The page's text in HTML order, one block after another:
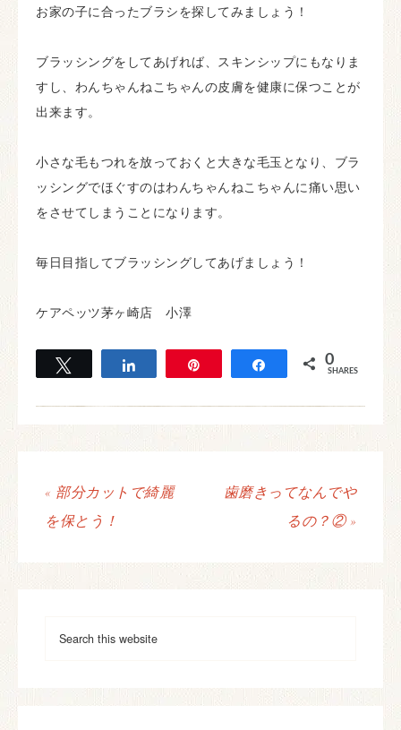
お家の子に合ったブラシを探してみましょう！
ブラッシングをしてあげれば、スキンシップにもなりま
すし、わんちゃんねこちゃんの皮膚を健康に保つことが
出来ます。
小さな毛もつれを放っておくと大きな毛玉となり、ブラ
ッシングでほぐすのはわんちゃんねこちゃんに痛い思い
をさせてしまうことになります。
毎日目指してブラッシングしてあげましょう！
ケアペッツ茅ヶ崎店 小澤
Share 0
SHARES
« 部分カットで綺麗
を保とう！
歯磨きってなんでや
るの？② »